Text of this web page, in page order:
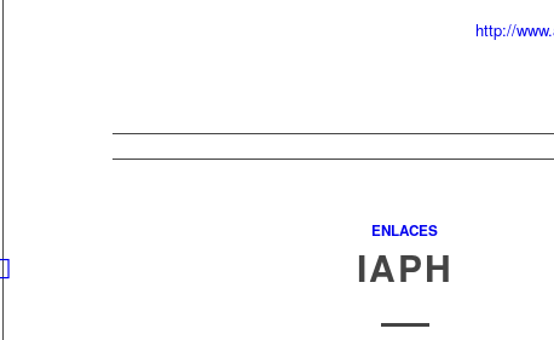
http://
ENLACES
IAPH